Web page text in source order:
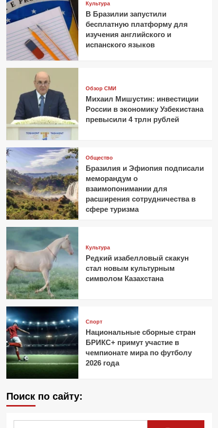
Культура
В Бразилии запустили
бесплатную платформу для
изучения английского и
испанского языков
Обзор СМИ
Михаил Мишустин: инвестиции
России в экономику Узбекистана
превысили 4 трлн рублей
Общество
Бразилия и Эфиопия подписали
меморандум о
взаимопонимании для
расширения сотрудничества в
сфере туризма
Культура
Редкий изабелловый скакун
стал новым культурным
символом Казахстана
Спорт
Национальные сборные стран
БРИКС+ примут участие в
чемпионате мира по футболу
2026 года
Поиск по сайту: